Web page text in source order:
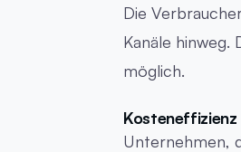
Die
Kanäle
möglich.
Unternehmen,